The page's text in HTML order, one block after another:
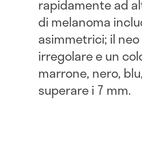
rapidamente ad
di melanoma
asimmetrici; il
irregolare e un
marrone, nero,
superare i 7 mm.